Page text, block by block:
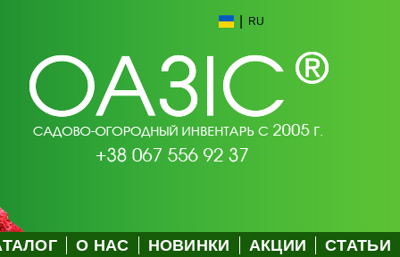
RU
О НАС НОВИНКИ АКЦИИ СТАТЬИ